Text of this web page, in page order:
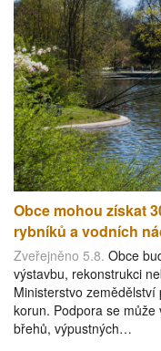
Obce mohou získat
rybníků a vodních
Zveřejněno 5.8. Obce
výstavbu, rekonstrukci
Ministerstvo
korun. Podpora se
břehů, výpustných…